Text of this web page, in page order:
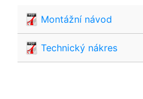
Montážní návod
Technický nákres